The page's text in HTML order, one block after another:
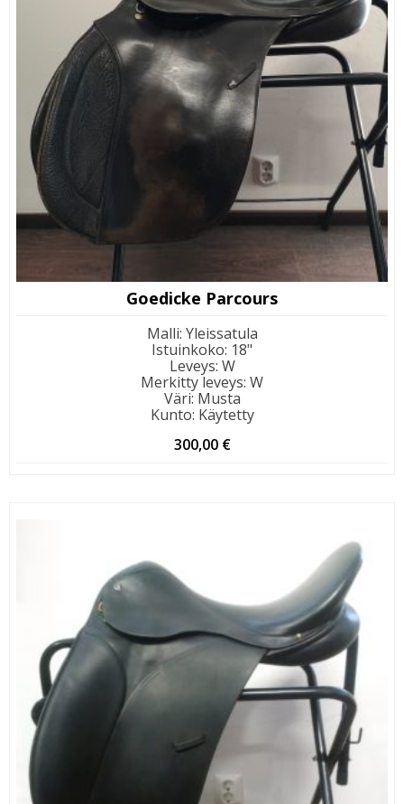
Goedicke Parcours
Malli: Yleissatula
Istuinkoko: 18"
Leveys: W
Merkitty leveys: W
Väri: Musta
Kunto: Käytetty
300,00 €